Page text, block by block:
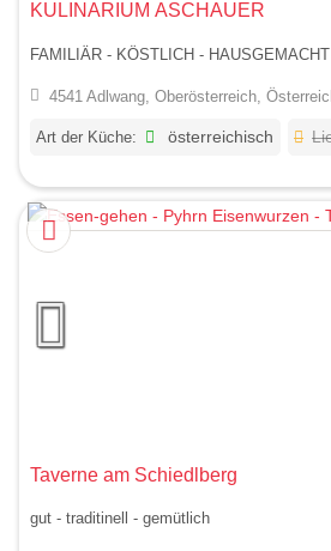
KULINARIUM ASCHAUER
FAMILIÄR - KÖSTLICH - HAUSGEMACHT
4541 Adlwang, Oberösterreich,
Art der Küche: österreichisch
Taverne am Schiedlberg
gut - traditinell - gemütlich